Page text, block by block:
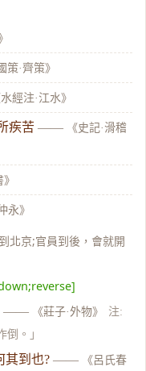
策·齊策》
水經注·江水》
疾苦 ——
《史記·滑稽
永》
北京;官員到後，會就開
—— 《莊子·外物》
注:
倒。」
其到也? ——
《呂氏春